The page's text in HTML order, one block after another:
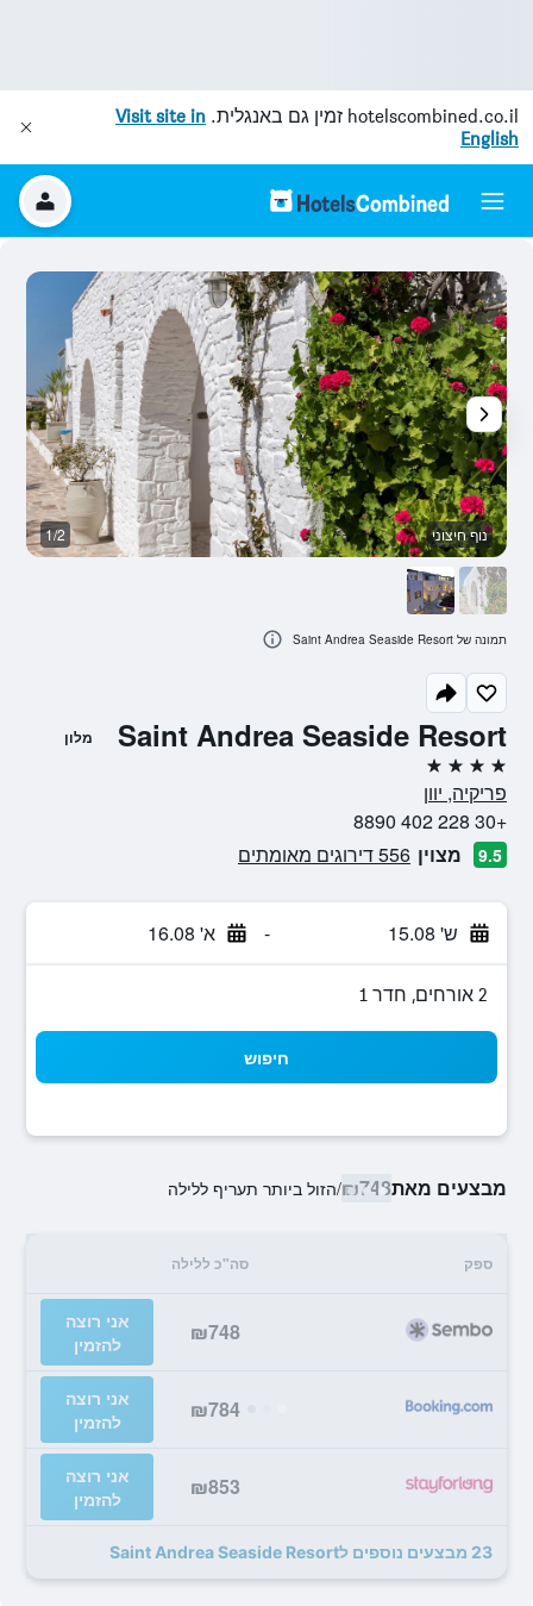
hotelscombined.co.il זמין גם באנגלית. Visit site in
English
Saint Andrea Seaside Resort מלון
4 כוכבים
פריקיה, יוון
+30 228 402 8890
9.5 מצוין 556 דירוגים מאומתים
ש' 15.08 - א' 16.08
2 אורחים, חדר 1
חיפוש
מבצעים מאת₪748
/הזול ביותר תעריף ללילה
ספק סה"כ ללילה
₪748
אני רוצה
להזמין
₪784
אני רוצה
להזמין
₪853
אני רוצה
להזמין
23 מבצעים נוספים לSaint Andrea Seaside Resort
נוף חיצוני 1/2
תמונה של Saint Andrea Seaside Resort